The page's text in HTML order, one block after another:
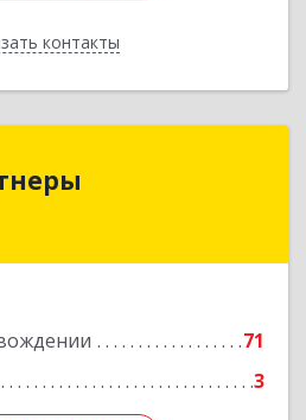
контакты
Назад
71
3
Феодосия г, Крымская ул,